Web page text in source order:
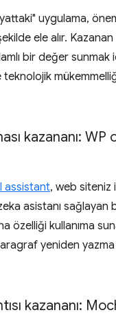
uygulama,
ele alır.
bir değer
teknolojik
kazananı: WP
assistant, web siteniz
asistanı sağlayan
özelliği kullanıma
yeniden yazma
kazananı: